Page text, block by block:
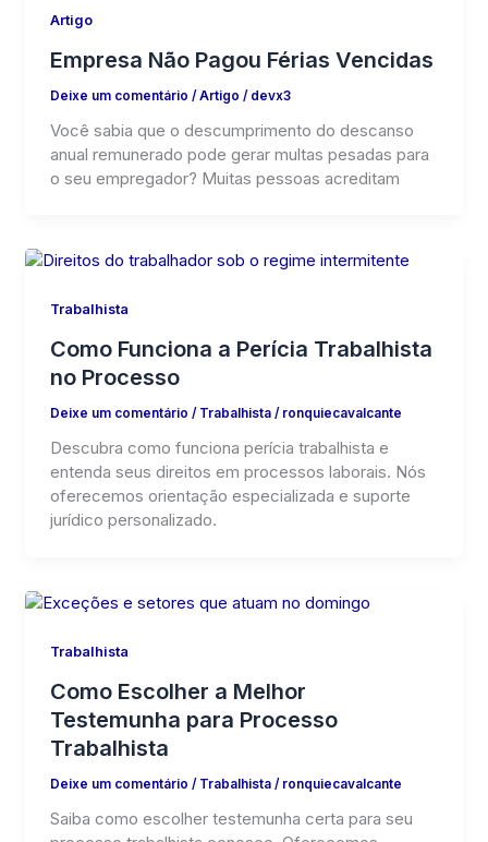
Artigo
Empresa Não Pagou Férias Vencidas
Deixe um comentário /Artigo / devx3
Você sabia que o descumprimento do descanso
anual remunerado pode gerar multas pesadas para
o seu empregador? Muitas pessoas acreditam
Trabalhista
Como Funciona a Perícia Trabalhista
no Processo
Deixe um comentário / Trabalhista/ ronquiecavalcante
Descubra como funciona perícia trabalhista e
entenda seus direitos em processos laborais. Nós
oferecemos orientação especializada e suporte
jurídico personalizado.
Trabalhista
Como Escolher a Melhor
Testemunha para Processo
Trabalhista
Deixe um comentário / Trabalhista/ ronquiecavalcante
Saiba como escolher testemunha certa para seu